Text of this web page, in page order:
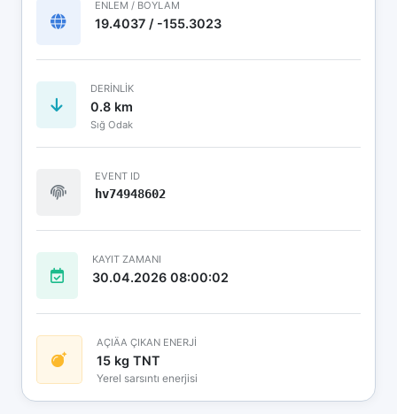
ENLEM / BOYLAM
19.4037 / -155.3023
DERINLIK
0.8 km
Sığ Odak
EVENT ID
hv74948602
KAYIT ZAMANI
30.04.2026 08:00:02
AÇIÄA ÇIKAN ENERJİ
15 kg TNT
Yerel sarsıntı enerjisi